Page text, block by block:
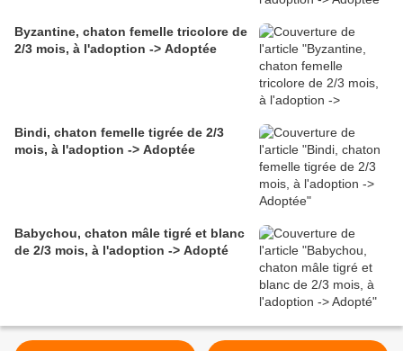
Byzantine, chaton femelle tricolore de
2/3 mois, à l'adoption -> Adoptée
Bindi, chaton femelle tigrée de 2/3
mois, à l'adoption -> Adoptée
Babychou, chaton mâle tigré et blanc
de 2/3 mois, à l'adoption -> Adopté